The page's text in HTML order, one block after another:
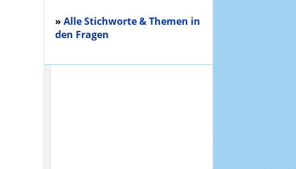
» Alle Stichworte & Themen in
den Fragen